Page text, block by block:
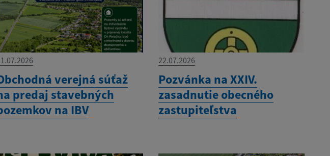
verejná súťaž
predaj stavebných
na IBV
22.07.2026
Pozvánka na XXIV.
zasadnutie obecného
zastupiteľstva